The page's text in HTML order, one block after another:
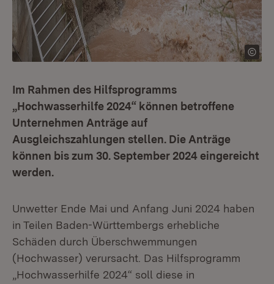
Im Rahmen des Hilfsprogramms
„Hochwasserhilfe 2024“ können betroffene
Unternehmen Anträge auf
Ausgleichszahlungen stellen. Die Anträge
können bis zum 30. September 2024 eingereicht
werden.
Unwetter Ende Mai und Anfang Juni 2024 haben
in Teilen Baden-Württembergs erhebliche
Schäden durch Überschwemmungen
(Hochwasser) verursacht. Das Hilfsprogramm
„Hochwasserhilfe 2024“ soll diese in